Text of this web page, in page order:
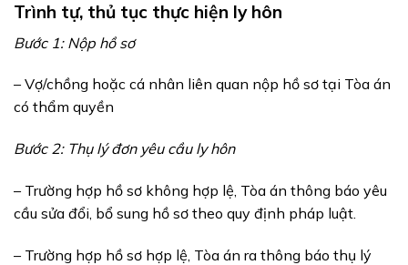
Trình tự, thủ tục thực hiện ly hôn
Bước 1: Nộp hồ sơ
– Vợ/chồng hoặc cá nhân liên quan nộp hồ sơ tại Tòa án
có thẩm quyền
Bước 2: Thụ lý đơn yêu cầu ly hôn
– Trường hợp hồ sơ không hợp lệ, Tòa án thông báo yêu
cầu sửa đổi, bổ sung hồ sơ theo quy định pháp luật.
– Trường hợp hồ sơ hợp lệ, Tòa án ra thông báo thụ lý